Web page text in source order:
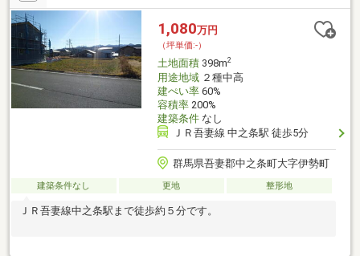
1,080万円
（坪単価:-）
土地面積398m2
用途地域２種中高
建ぺい率60%
容積率200%
建築条件なし
ＪＲ吾妻線 中之条駅 徒歩5分
群馬県吾妻郡中之条町大字伊勢町
建築条件なし 更地 整形地
ＪＲ吾妻線中之条駅まで徒歩約５分です。